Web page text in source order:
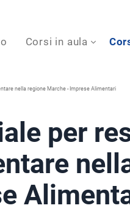
Corsi in aula
nella regione Marche - Imprese Alimentari
per